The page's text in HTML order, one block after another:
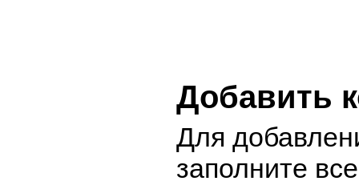
Добавить
Для
заполните